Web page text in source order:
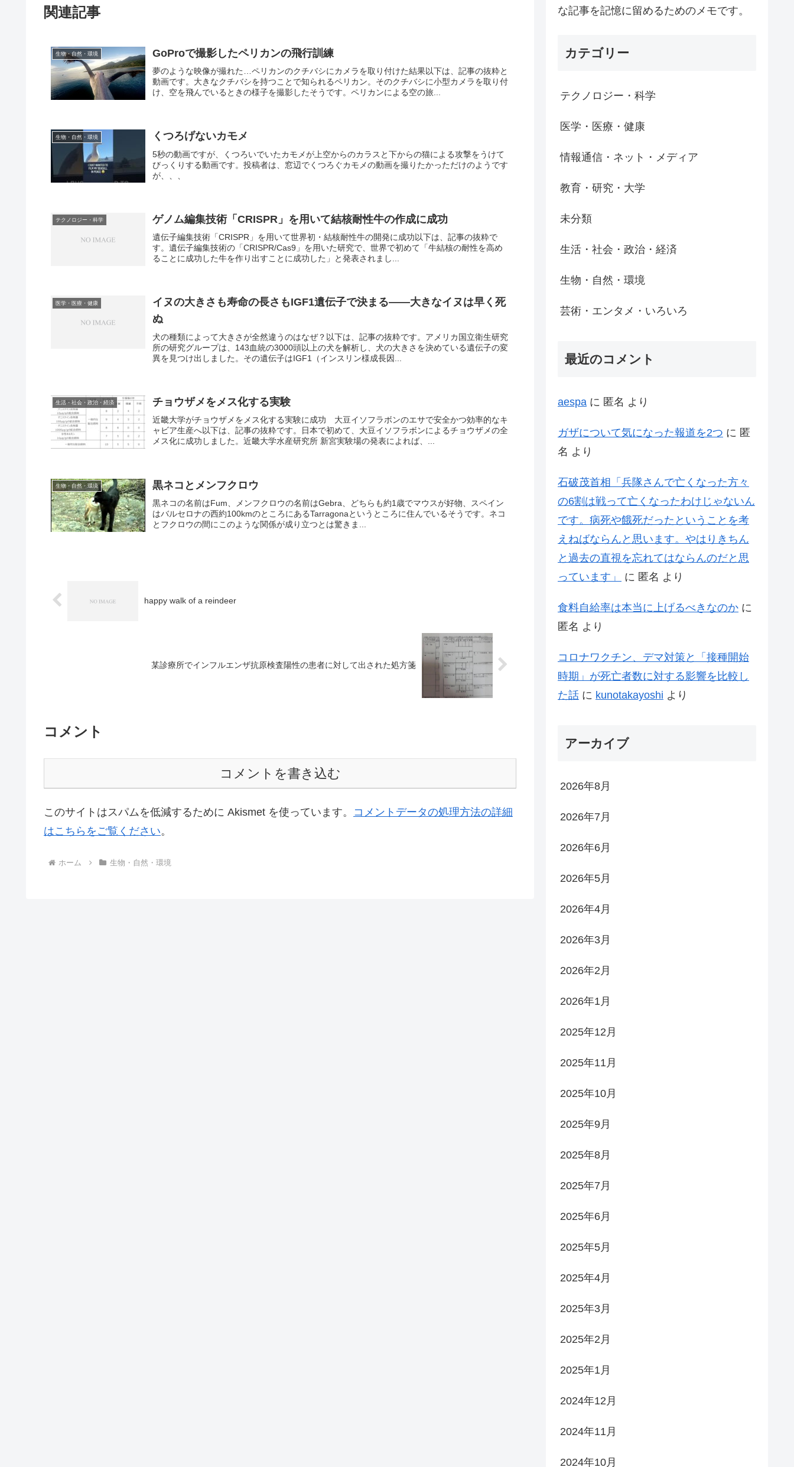
関連記事
生物・自然・環境 GoProで撮影したペリカンの飛行訓練
夢のような映像が撮れた…ペリカンのクチバシにカメラを取り付けた結果以下は、記事の抜粋と
動画です。大きなクチバシを持つことで知られるペリカン。そのクチバシに小型カメラを取り付
け、空を飛んでいるときの様子を撮影したそうです。ペリカンによる空の旅...
生物・自然・環境 くつろげないカモメ
5秒の動画ですが、くつろいでいたカモメが上空からのカラスと下からの猫による攻撃をうけて
びっくりする動画です。投稿者は、窓辺でくつろぐカモメの動画を撮りたかっただけのようです
が、、、
テクノロジー・科学 ゲノム編集技術「CRISPR」を用いて結核耐性牛の作成に成功
遺伝子編集技術「CRISPR」を用いて世界初・結核耐性牛の開発に成功以下は、記事の抜粋で
す。遺伝子編集技術の「CRISPR/Cas9」を用いた研究で、世界で初めて「牛結核の耐性を高め
ることに成功した牛を作り出すことに成功した」と発表されまし...
医学・医療・健康
イヌの大きさも寿命の長さもIGF1遺伝子で決まる――大きなイヌは早く死
ぬ
犬の種類によって大きさが全然違うのはなぜ？以下は、記事の抜粋です。アメリカ国立衛生研究
所の研究グループは、143血統の3000頭以上の犬を解析し、犬の大きさを決めている遺伝子の変
異を見つけ出しました。その遺伝子はIGF1（インスリン様成長因...
生活・社会・政治・経済 チョウザメをメス化する実験
近畿大学がチョウザメをメス化する実験に成功 大豆イソフラボンのエサで安全かつ効率的なキ
ャビア生産へ以下は、記事の抜粋です。日本で初めて、大豆イソフラボンによるチョウザメの全
メス化に成功しました。近畿大学水産研究所 新宮実験場の発表によれば、...
生物・自然・環境 黒ネコとメンフクロウ
黒ネコの名前はFum、メンフクロウの名前はGebra、どちらも約1歳でマウスが好物、スペイン
はバルセロナの西約100kmのところにあるTarragonaというところに住んでいるそうです。ネコ
とフクロウの間にこのような関係が成り立つとは驚きま...
happy walk of a reindeer
某診療所でインフルエンザ抗原検査陽性の患者に対して出された処方箋
コメント
コメントを書き込む
このサイトはスパムを低減するために Akismet を使っています。 コメントデータの処理方法の詳細
はこちらをご覧ください。
ホーム 生物・自然・環境
な記事を記憶に留めるためのメモです。
カテゴリー
テクノロジー・科学
医学・医療・健康
情報通信・ネット・メディア
教育・研究・大学
未分類
生活・社会・政治・経済
生物・自然・環境
芸術・エンタメ・いろいろ
最近のコメント
aespa に 匿名 より
ガザについて気になった報道を2つ に 匿
名 より
石破茂首相「兵隊さんで亡くなった方々
の6割は戦って亡くなったわけじゃないん
です。病死や餓死だったということを考
えねばならんと思います。やはりきちん
と過去の直視を忘れてはならんのだと思
っています」
に 匿名 より
食料自給率は本当に上げるべきなのか に
匿名 より
コロナワクチン、デマ対策と「接種開始
時期」が死亡者数に対する影響を比較し
た話 に kunotakayoshi より
アーカイブ
2026年8月
2026年7月
2026年6月
2026年5月
2026年4月
2026年3月
2026年2月
2026年1月
2025年12月
2025年11月
2025年10月
2025年9月
2025年8月
2025年7月
2025年6月
2025年5月
2025年4月
2025年3月
2025年2月
2025年1月
2024年12月
2024年11月
2024年10月